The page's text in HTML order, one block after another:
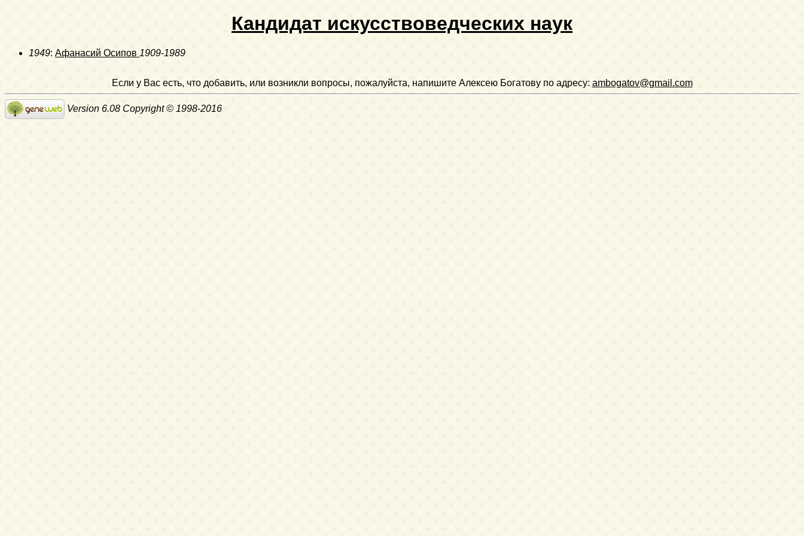
Кандидат искусствоведческих наук
1949: Афанасий Осипов 1909-1989
Если у Вас есть, что добавить, или возникли вопросы, пожалуйста, напишите Алексею Богатову по адресу: ambogatov@gmail.com
Version 6.08 Copyright © 1998-2016